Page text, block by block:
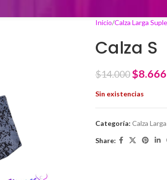
Inicio Calza Larga
Calza S
$14.000$8.666
Sin existencias
Categoría: Calza
Share: